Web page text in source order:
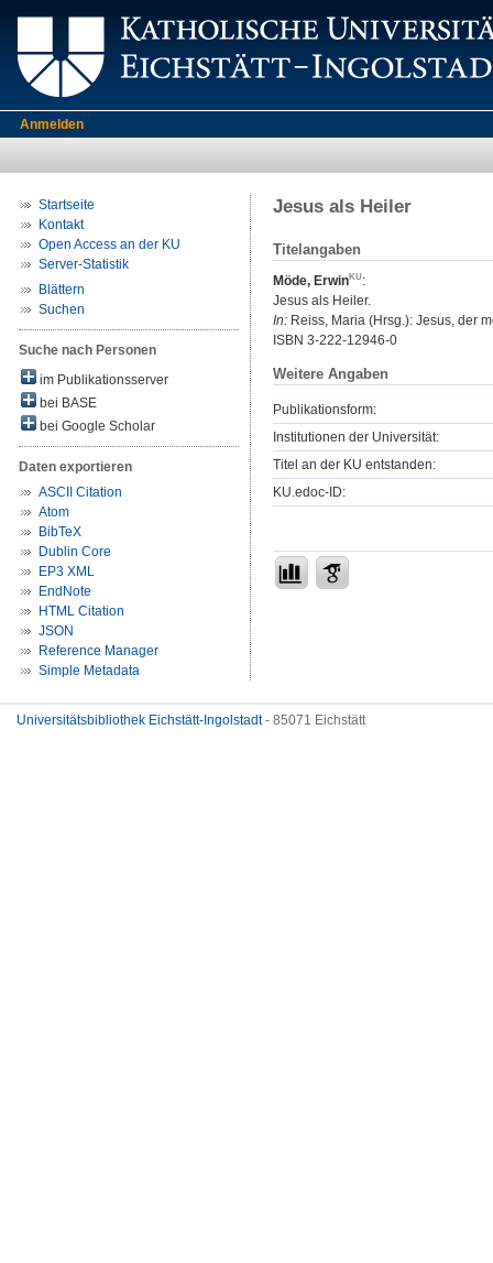
Anmelden
Startseite
Kontakt
Open Access an der KU
Server-Statistik
Blättern
Suchen
Suche nach Personen
im Publikationsserver
bei BASE
bei Google Scholar
Daten exportieren
ASCII Citation
Atom
BibTeX
Dublin Core
EP3 XML
EndNote
HTML Citation
JSON
Reference Manager
Simple Metadata
Jesus als Heiler
Titelangaben
Möde, Erwin
:
Jesus als Heiler.
In: Reiss, Maria (Hrsg.): Jesus, der
ISBN 3-222-12946-0
Weitere Angaben
Publikationsform:
Institutionen der Universität:
Titel an der KU entstanden:
KU.edoc-ID:
Universitätsbibliothek Eichstätt-Ingolstadt- 85071 Eichstätt